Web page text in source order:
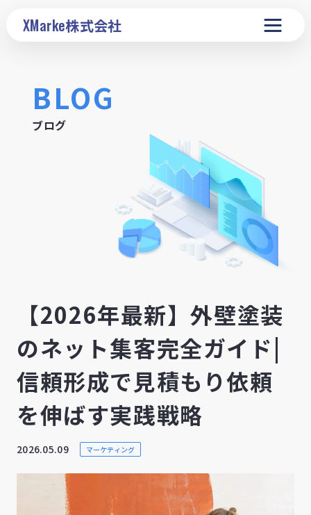
XMarke株式会社
BLOG
ブログ
【2026年最新】外壁塗装
のネット集客完全ガイド|
信頼形成で見積もり依頼
を伸ばす実践戦略
2026.05.09 マーケティング